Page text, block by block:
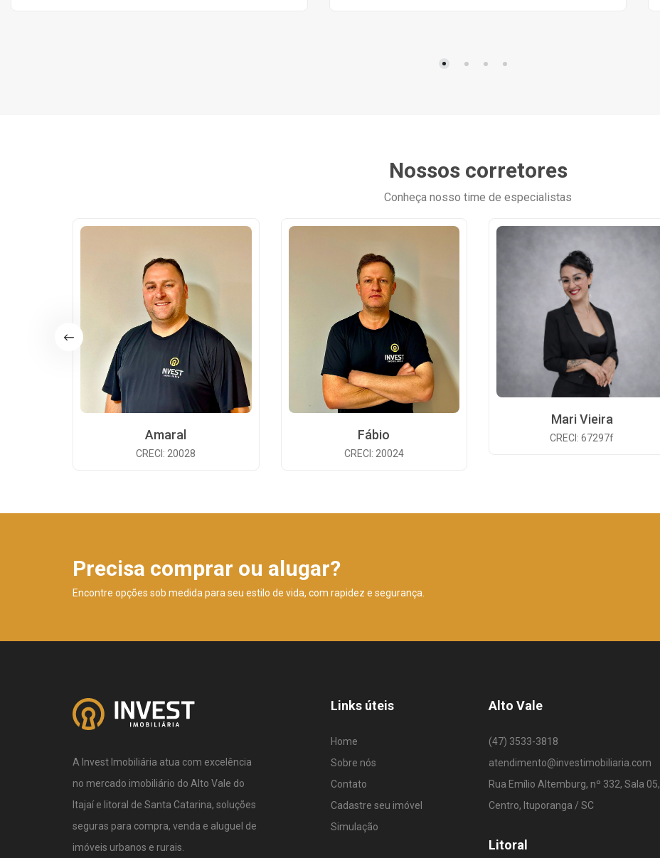
Nossos corretores
Conheça nosso time de especialistas
Amaral
CRECI: 20028
Fábio
CRECI: 20024
Mari Vieira
CRECI: 67297f
Precisa comprar ou alugar?
Encontre opções sob medida para seu estilo de vida, com rapidez e segurança.
A Invest Imobiliária atua com excelência
no mercado imobiliário do Alto Vale do
Itajaí e litoral de Santa Catarina, soluções
seguras para compra, venda e aluguel de
imóveis urbanos e rurais.
Links úteis
Home
Sobre nós
Contato
Cadastre seu imóvel
Simulação
Alto Vale
(47) 3533-3818
atendimento@investimobiliaria.com
Rua Emílio Altemburg, nº 332, Sala 05,
Centro, Ituporanga / SC
Litoral